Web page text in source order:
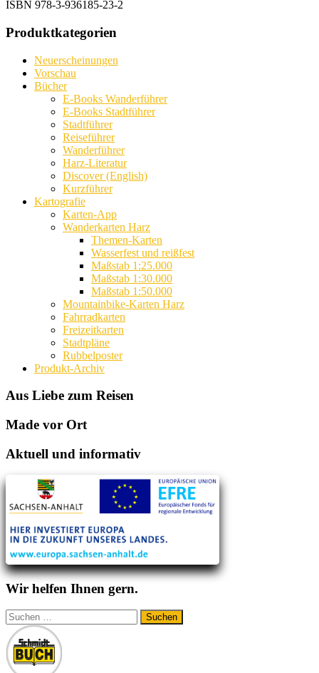
ISBN 978-3-936185-23-2
Produktkategorien
Neuerscheinungen
Vorschau
Bücher
E-Books Wanderführer
E-Books Stadtführer
Stadtführer
Reiseführer
Wanderführer
Harz-Literatur
Discover (English)
Kurzführer
Kartografie
Karten-App
Wanderkarten Harz
Themen-Karten
Wasserfest und reißfest
Maßstab 1:25.000
Maßstab 1:30.000
Maßstab 1:50.000
Mountainbike-Karten Harz
Fahrradkarten
Freizeitkarten
Stadtpläne
Rubbelposter
Produkt-Archiv
Aus Liebe zum Reisen
Made vor Ort
Aktuell und informativ
Wir helfen Ihnen gern.
Suchen
nach: